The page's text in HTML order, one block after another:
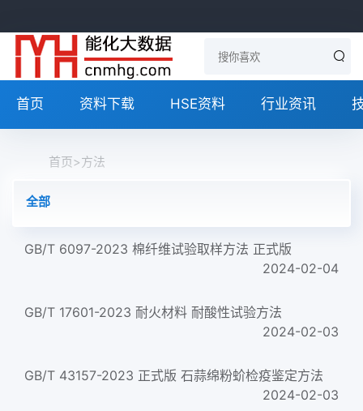
首页 资料下载 HSE资料 行业资讯
首页>方法
全部
GB/T 6097-2023 棉纤维试验取样方法 正式版
2024-02-04
GB/T 17601-2023 耐火材料 耐酸性试验方法
2024-02-03
GB/T 43157-2023 正式版 石蒜绵粉蚧检疫鉴定方法
2024-02-03